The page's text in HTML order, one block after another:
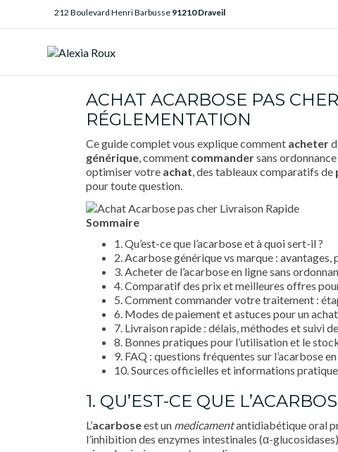
212 Boulevard Henri Barbusse 91210 Draveil
ACHAT ACARBOSE PAS
RÉGLEMENTATION
Ce guide complet vous explique comment acheter
générique, comment commandersans
optimiser votre achat, des tableaux comparatifs de
pour toute question.
Sommaire
1. Qu’est-ce que l’acarbose et à quoi sert-il ?
2. Acarbose générique vs marque : avantages,
3. Acheter de l’acarbose en ligne sans
4. Comparatif des prix et meilleures offres
5. Comment commander votre traitement :
6. Modes de paiement et astuces pour un
7. Livraison rapide : délais, méthodes et suivi
8. Bonnes pratiques pour l’utilisation et le
9. FAQ : questions fréquentes sur l’acarbose
10. Sources officielles et informations
1. QU’EST-CE QUE
L’acarboseest un medicamentantidiabétique oral
l’inhibition des enzymes intestinales (α-